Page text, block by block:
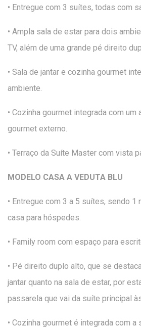
• Entregue com 3 suítes, todas com
• Ampla sala de estar para dois
TV, além de uma grande pé direito
• Sala de jantar e cozinha gourmet
ambiente.
• Cozinha gourmet integrada com um
gourmet externo.
• Terraço da Suíte Master com vista
MODELO CASA A VEDUTA BLU
• Entregue com 3 a 5 suítes, sendo 1
casa para hóspedes.
• Family room com espaço para
• Pé direito duplo alto, que se
jantar quanto na sala de estar, por
passarela que vai da suíte principal
• Cozinha gourmet é integrada com a